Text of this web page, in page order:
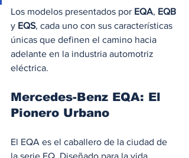
Los modelos presentados por EQA, EQB
y EQS, cada uno con sus características
únicas que definen el camino hacia
adelante en la industria automotriz
eléctrica.
Mercedes-Benz EQA: El
Pionero Urbano
El EQA es el caballero de la ciudad de
la serie EQ. Diseñado para la vida